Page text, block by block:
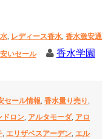
, レディース香水, 香水激安通
安いセール 香水学園
セール情報, 香水量り売り,
ドロン, アルタモーダ, アロ
, エリザベスアーデン, エル